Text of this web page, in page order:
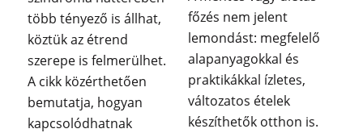
több tényező is állhat,
köztük az étrend
szerepe is felmerülhet.
A cikk közérthetően
bemutatja, hogyan
kapcsolódhatnak
főzés nem jelent
lemondást: megfelelő
alapanyagokkal és
praktikákkal ízletes,
változatos ételek
készíthetők otthon is.